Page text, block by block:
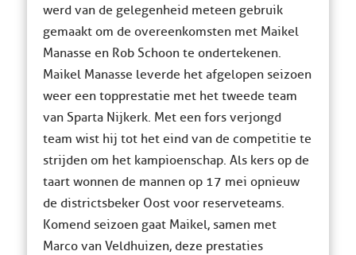
werd van de gelegenheid meteen gebruik
gemaakt om de overeenkomsten met Maikel
Manasse en Rob Schoon te ondertekenen.
Maikel Manasse leverde het afgelopen seizoen
weer een topprestatie met het tweede team
van Sparta Nijkerk. Met een fors verjongd
team wist hij tot het eind van de competitie te
strijden om het kampioenschap. Als kers op de
taart wonnen de mannen op 17 mei opnieuw
de districtsbeker Oost voor reserveteams.
Komend seizoen gaat Maikel, samen met
Marco van Veldhuizen, deze prestaties